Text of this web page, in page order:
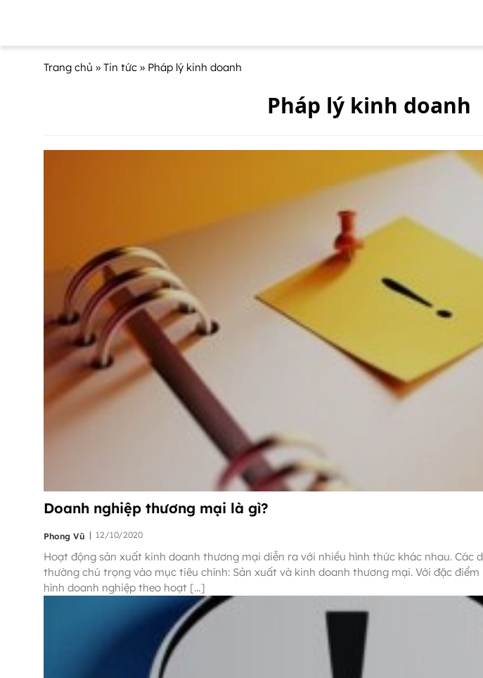
Trang chủ » Tin tức » Pháp lý kinh doanh
Pháp lý kinh doanh
Doanh nghiệp thương mại là gì?
Phong Vũ | 12/10/2020
Hoạt động sản xuất kinh doanh thương mại diễn ra với nhiều hình thức khác nhau. Các
thường chú trọng vào mục tiêu chính: Sản xuất và kinh doanh thương mại. Với đặc
hình doanh nghiệp theo hoạt […]